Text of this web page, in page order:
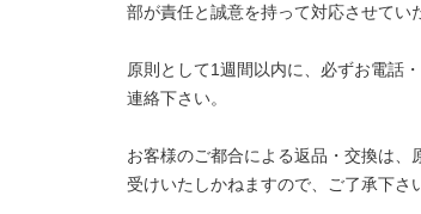
部が責任と誠意を持って対応させてい
原則として1週間以内に、必ずお電話
連絡下さい。
お客様のご都合による返品・交換は、
受けいたしかねますので、ご了承下さ